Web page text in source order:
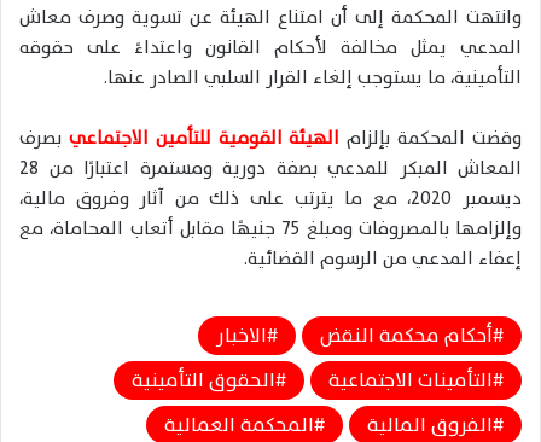
وانتهت المحكمة إلى أن امتناع الهيئة عن تسوية وصرف معاش
المدعي يمثل مخالفة لأحكام القانون واعتداءً على حقوقه
التأمينية، ما يستوجب إلغاء القرار السلبي الصادر عنها.
وقضت المحكمة بإلزام الهيئة القومية للتأمين الاجتماعي بصرف
المعاش المبكر للمدعي بصفة دورية ومستمرة اعتبارًا من 28
ديسمبر 2020، مع ما يترتب على ذلك من آثار وفروق مالية،
وإلزامها بالمصروفات ومبلغ 75 جنيهًا مقابل أتعاب المحاماة، مع
إعفاء المدعي من الرسوم القضائية.
أحكام محكمة النقض
الاخبار
التأمينات الاجتماعية
الحقوق التأمينية
الفروق المالية
المحكمة العمالية